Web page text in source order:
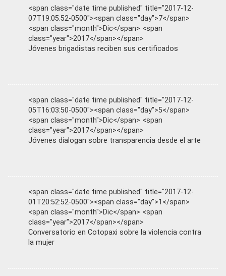
<span class="date time published" title="2017-12-
07T19:05:52-0500"><span class="day">7</span>
<span class="month">Dic</span> <span
class="year">2017</span></span>
Jóvenes brigadistas reciben sus certificados
<span class="date time published" title="2017-12-
05T16:03:50-0500"><span class="day">5</span>
<span class="month">Dic</span> <span
class="year">2017</span></span>
Jóvenes dialogan sobre transparencia desde el arte
<span class="date time published" title="2017-12-
01T20:52:52-0500"><span class="day">1</span>
<span class="month">Dic</span> <span
class="year">2017</span></span>
Conversatorio en Cotopaxi sobre la violencia contra
la mujer